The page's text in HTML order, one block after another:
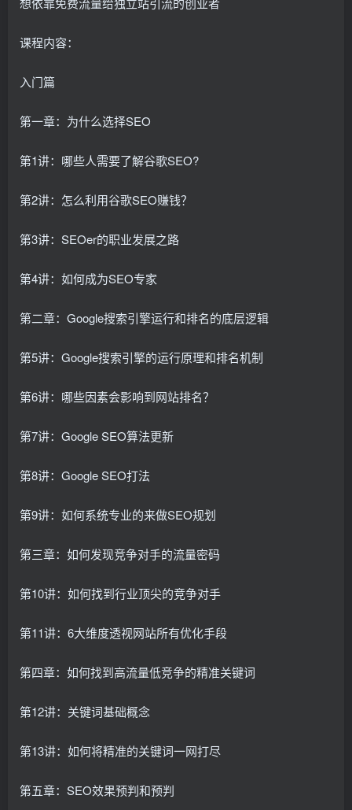
课程内容：
入门篇
第一章：为什么选择SEO
第1讲：哪些人需要了解谷歌SEO?
第2讲：怎么利用谷歌SEO赚钱？
第3讲：SEOer的职业发展之路
第4讲：如何成为SEO专家
第二章：Google搜索引擎运行和排名的底层逻辑
第5讲：Google搜索引擎的运行原理和排名机制
第6讲：哪些因素会影响到网站排名？
第7讲：Google SEO算法更新
第8讲：Google SEO打法
第9讲：如何系统专业的来做SEO规划
第三章：如何发现竞争对手的流量密码
第10讲：如何找到行业顶尖的竞争对手
第11讲：6大维度透视网站所有优化手段
第四章：如何找到高流量低竞争的精准关键词
第12讲：关键词基础概念
第13讲：如何将精准的关键词一网打尽
第五章：SEO效果预判和预判